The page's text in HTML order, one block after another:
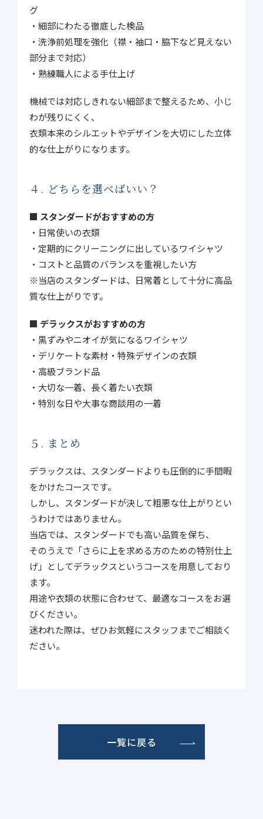
グ
・細部にわたる徹底した検品
・洗浄前処理を強化（襟・袖口・脇下など見えない
部分まで対応）
・熟練職人による手仕上げ
機械では対応しきれない細部まで整えるため、小じ
わが残りにくく、
衣類本来のシルエットやデザインを大切にした立体
的な仕上がりになります。
４. どちらを選べばいい？
■ スタンダードがおすすめの方
・日常使いの衣類
・定期的にクリーニングに出しているワイシャツ
・コストと品質のバランスを重視したい方
※当店のスタンダードは、日常着として十分に高品
質な仕上がりです。
■ デラックスがおすすめの方
・黒ずみやニオイが気になるワイシャツ
・デリケートな素材・特殊デザインの衣類
・高級ブランド品
・大切な一着、長く着たい衣類
・特別な日や大事な商談用の一着
５. まとめ
デラックスは、スタンダードよりも圧倒的に手間暇
をかけたコースです。
しかし、スタンダードが決して粗悪な仕上がりとい
うわけではありません。
当店では、スタンダードでも高い品質を保ち、
そのうえで「さらに上を求める方のための特別仕上
げ」としてデラックスというコースを用意しており
ます。
用途や衣類の状態に合わせて、最適なコースをお選
びください。
迷われた際は、ぜひお気軽にスタッフまでご相談く
ださい。
一覧に戻る